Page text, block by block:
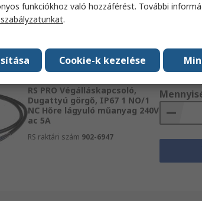
Raktáron
RS PRO Végálláskapcsoló,
Dugattyú görgő, IP67 1 NO/1
NC Hőre lágyuló műanyag 240V
ac 5A
RS raktári szám 902-6947
funkciókhoz való hozzáférést. További
.
Cookie-k kezelése